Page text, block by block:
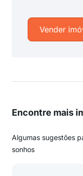
Vender
Encontre mais
Algumas sugestões
sonhos